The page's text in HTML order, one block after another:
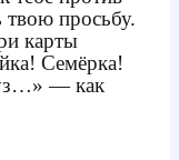
просьбу.
карты
Семёрка!
— как